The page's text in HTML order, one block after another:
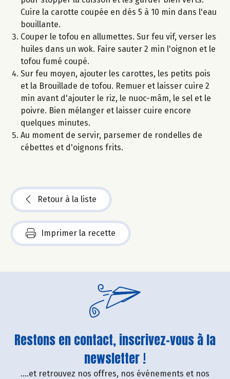
Cuire la carotte coupée en dés 5 à 10 min dans l'eau
bouillante.
Couper le tofou en allumettes. Sur feu vif, verser les
huiles dans un wok. Faire sauter 2 min l'oignon et le
tofou fumé coupé.
Sur feu moyen, ajouter les carottes, les petits pois
et la Brouillade de tofou. Remuer et laisser cuire 2
min avant d'ajouter le riz, le nuoc-mâm, le sel et le
poivre. Bien mélanger et laisser cuire encore
quelques minutes.
Au moment de servir, parsemer de rondelles de
cébettes et d'oignons frits.
Retour à la liste
Imprimer la recette
Restons en contact, inscrivez-vous à la
newsletter !
....et retrouvez nos offres, nos événements et nos